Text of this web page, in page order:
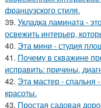
французского стиля.
39. Укладка ламината -
освежить интерьер,
40. Эта мини - студия
41. Почему в скважине
исправить: причины,
42. Эта мастер - спальня
красоты.
43. Простая садовая